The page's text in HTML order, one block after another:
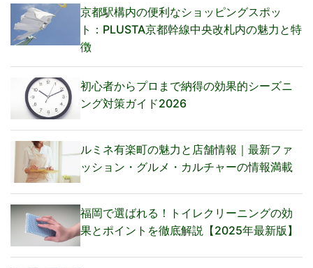
京都駅構内の便利なショッピングスポッ
ト：PLUSTA京都幹線中央改札内の魅力と特
徴
初心者からプロまで納得の効果的シーズニ
ング対策ガイド2026
ルミネ有楽町の魅力と店舗情報｜最新ファ
ッション・グルメ・カルチャーの情報満載
福岡で選ばれる！トイレクリーニングの効
果とポイントを徹底解説【2025年最新版】